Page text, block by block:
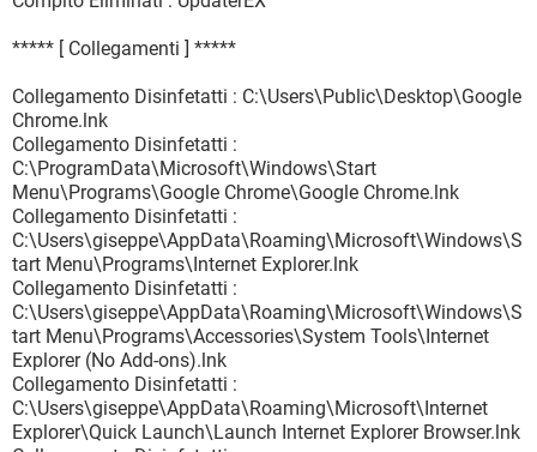
***** [ Collegamenti ] *****
Collegamento Disinfetatti : C:\Users\Public\Desktop\Google
Chrome.lnk
Collegamento Disinfetatti :
C:\ProgramData\Microsoft\Windows\Start
Menu\Programs\Google Chrome\Google Chrome.lnk
Collegamento Disinfetatti :
C:\Users\giseppe\AppData\Roaming\Microsoft\Windows\S
tart Menu\Programs\Internet Explorer.lnk
Collegamento Disinfetatti :
C:\Users\giseppe\AppData\Roaming\Microsoft\Windows\S
tart Menu\Programs\Accessories\System Tools\Internet
Explorer (No Add-ons).lnk
Collegamento Disinfetatti :
C:\Users\giseppe\AppData\Roaming\Microsoft\Internet
Explorer\Quick Launch\Launch Internet Explorer Browser.lnk